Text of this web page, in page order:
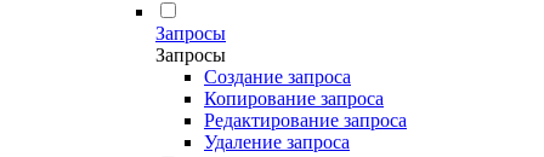
Запросы
Запросы
Создание запроса
Копирование запроса
Редактирование запроса
Удаление запроса